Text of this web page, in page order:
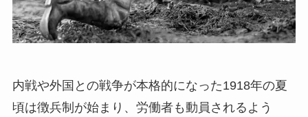
内戦や外国との戦争が本格的になった1918年の夏
頃は徴兵制が始まり、労働者も動員されるよう